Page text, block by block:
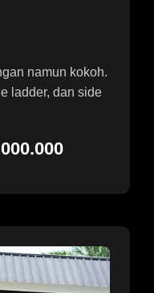
namun kokoh.
ladder, dan side